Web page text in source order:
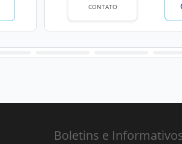
CONTATO
Boletins e